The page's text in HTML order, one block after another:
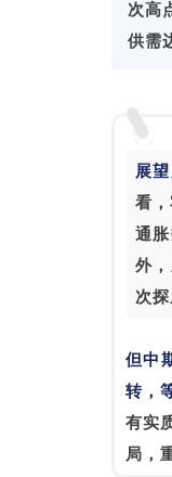
次高
供需
展
看
通
外
次
但中
转，
有实
局，